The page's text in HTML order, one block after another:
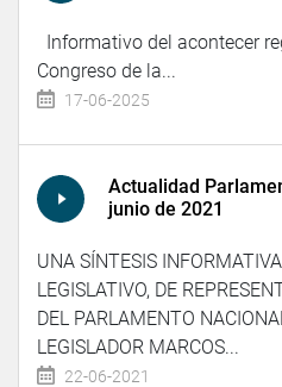
Informativo del acontecer
Congreso de la...
17-06-2025
Actualidad
junio de 2021
UNA SÍNTESIS
LEGISLATIVO, DE
DEL PARLAMENTO
LEGISLADOR MARCOS...
22-06-2021